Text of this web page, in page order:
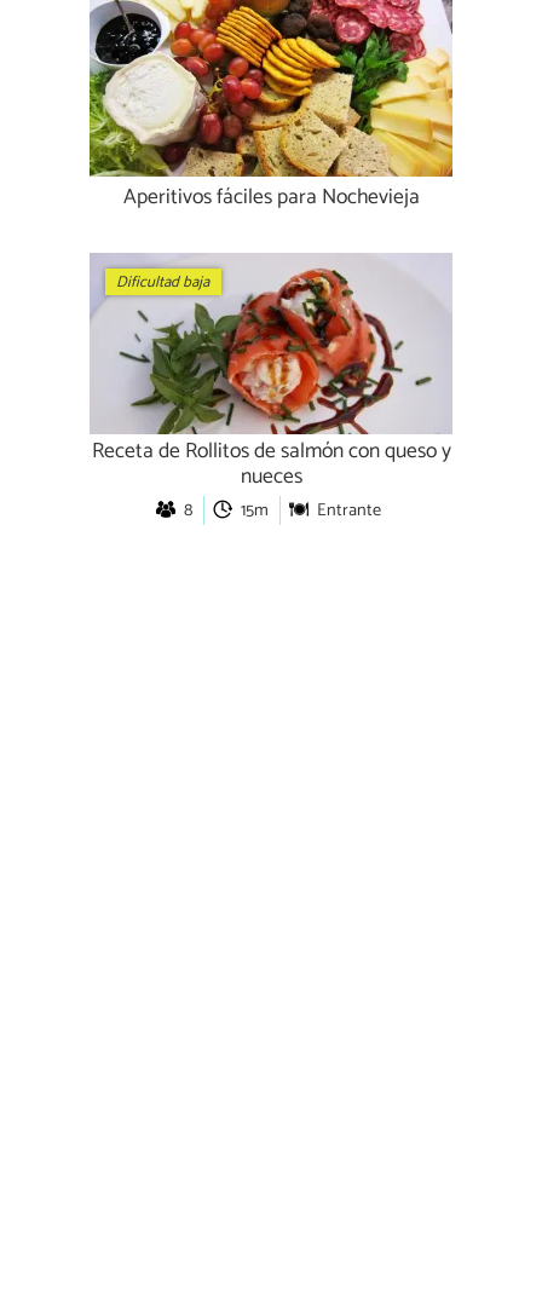
Aperitivos fáciles para Nochevieja
Dificultad baja
Receta de Rollitos de salmón con queso y
nueces
8 15m Entrante